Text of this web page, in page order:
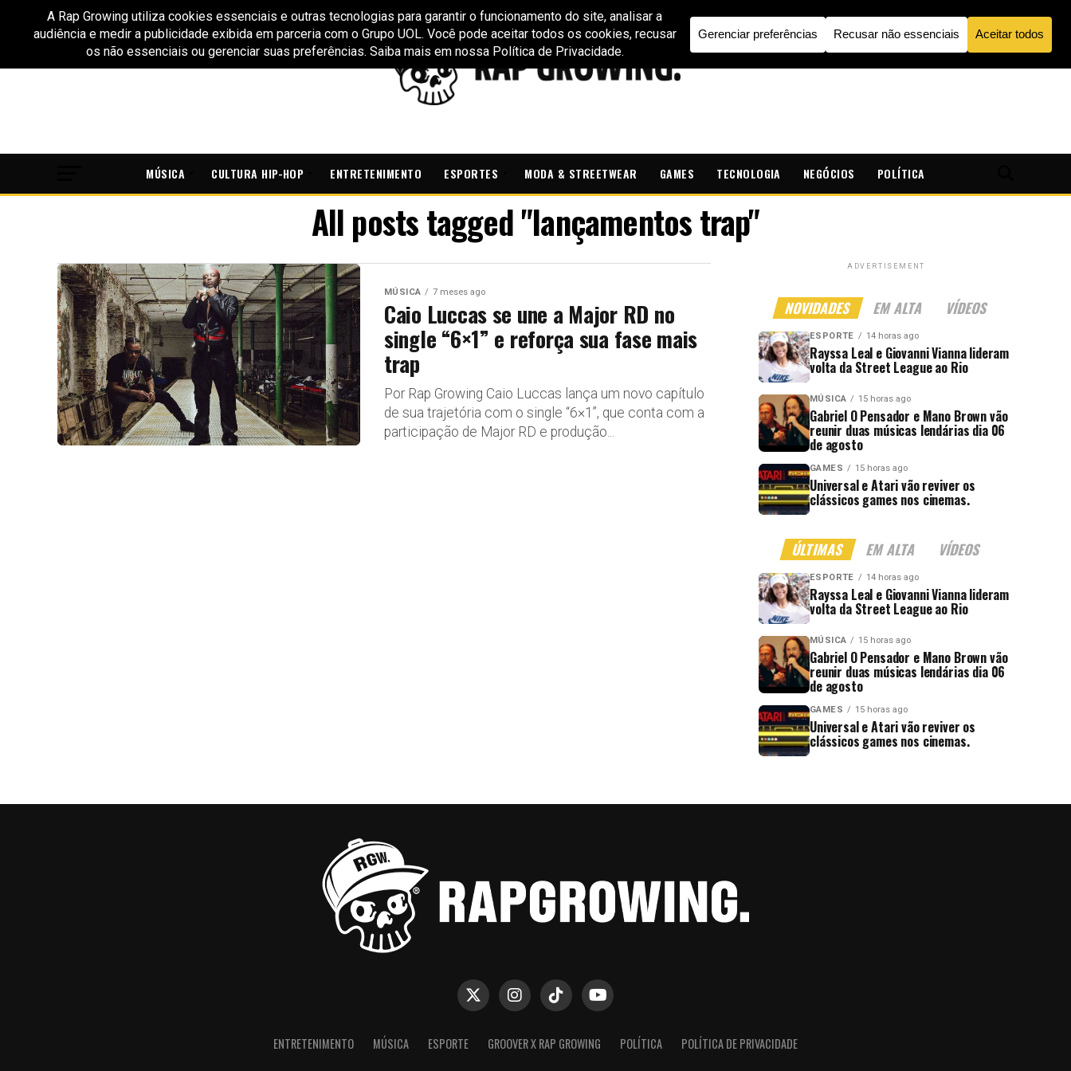
MÚSICA CULTURA HIP-HOP ENTRETENIMENTO ESPORTES MODA & STREETWEAR GAMES TECNOLOGIA NEGÓCIOS POLÍTICA
All posts tagged "lançamentos trap"
MÚSICA 7 meses ago
Caio Luccas se une a Major RD no
single “6×1” e reforça sua fase mais
trap
Por Rap Growing Caio Luccas lança um novo capítulo
de sua trajetória com o single “6×1”, que conta com a
participação de Major RD e produção...
ADVERTISEMENT
NOVIDADES EM ALTA VÍDEOS
ESPORTE 14 horas ago
Rayssa Leal e Giovanni Vianna lideram
volta da Street League ao Rio
MÚSICA 15 horas ago
Gabriel O Pensador e Mano Brown vão
reunir duas músicas lendárias dia 06
de agosto
GAMES 15 horas ago
Universal e Atari vão reviver os
clássicos games nos cinemas.
ÚLTIMAS EM ALTA VÍDEOS
ESPORTE 14 horas ago
Rayssa Leal e Giovanni Vianna lideram
volta da Street League ao Rio
MÚSICA 15 horas ago
Gabriel O Pensador e Mano Brown vão
reunir duas músicas lendárias dia 06
de agosto
GAMES 15 horas ago
Universal e Atari vão reviver os
clássicos games nos cinemas.
ENTRETENIMENTO MÚSICA ESPORTE GROOVER X RAP GROWING POLÍTICA POLÍTICA DE PRIVACIDADE